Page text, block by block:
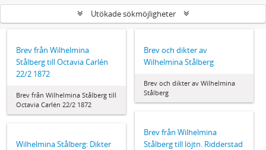
Utökade sökmöjligheter
Brev från Wilhelmina
Stålberg till Octavia Carlén
22/2 1872
Brev från Wilhelmina Stålberg till
Octavia Carlén 22/2 1872
Brev och dikter av
Wilhelmina Stålberg
Brev och dikter av Wilhelmina
Stålberg
Brev från Wilhelmina
Stålberg till löjtn. Ridderstad
Wilhelmina Stålberg: Dikter